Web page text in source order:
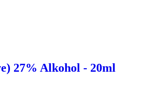
27% Alkohol - 20ml